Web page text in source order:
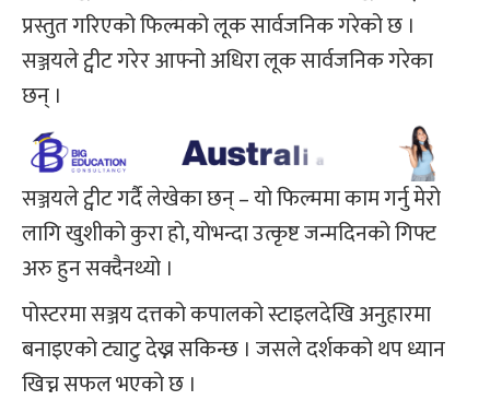
प्रस्तुत गरिएको फिल्मको लूक सार्वजनिक गरेको छ ।
सञ्जयले ट्वीट गरेर आफ्नो अधिरा लूक सार्वजनिक गरेका
छन् ।
सञ्जयले ट्वीट गर्दै लेखेका छन् – यो फिल्ममा काम गर्नु मेरो
लागि खुशीको कुरा हो, योभन्दा उत्कृष्ट जन्मदिनको गिफ्ट
अरु हुन सक्दैनथ्यो ।
पोस्टरमा सञ्जय दत्तको कपालको स्टाइलदेखि अनुहारमा
बनाइएको ट्याटु देख्न सकिन्छ । जसले दर्शकको थप ध्यान
खिच्न सफल भएको छ ।